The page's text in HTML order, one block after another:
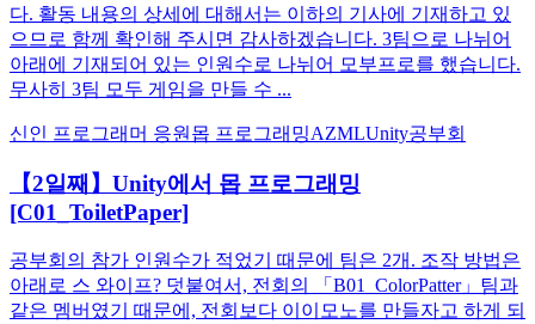
다. 활동 내용의 상세에 대해서는 이하의 기사에 기재하고 있
으므로 함께 확인해 주시면 감사하겠습니다. 3팀으로 나뉘어
아래에 기재되어 있는 인원수로 나뉘어 모부프로를 했습니다.
무사히 3팀 모두 게임을 만들 수 ...
신인 프로그래머 응원 몹 프로그래밍AZMLUnity공부회
【2일째】Unity에서 몹 프로그래밍
[C01_ToiletPaper]
공부회의 참가 인원수가 적었기 때문에 팀은 2개. 조작 방법은
아래로 스 와이프? 덧붙여서, 전회의 「B01_ColorPatter」팀과
같은 멤버였기 때문에, 전회보다 이이모노를 만들자고 하게 되